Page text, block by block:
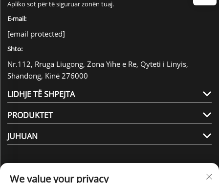
Apliko sot për të siguruar zonën tuaj.
E-mail:
[email protected]
Shto:
Nr.112, Rruga Liugong, Zona Yihe e Re, Qyteti i Linyis,
Shandong, Kinë 276000
LIDHJE TË SHPEJTA
PRODUKTET
JUHUAN
We value your privacy